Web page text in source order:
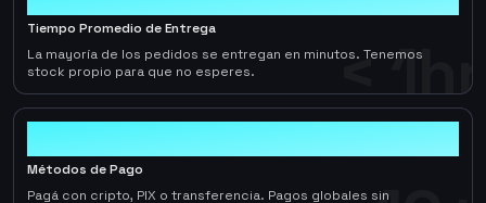
< 1hr
Tiempo Promedio de Entrega
La mayoría de los pedidos se entregan en minutos. Tenemos
stock propio para que no esperes.
Métodos de Pago
Pagá con cripto, PIX o transferencia. Pagos globales sin